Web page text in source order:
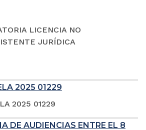
LICENCIA NO
JURÍDICA
2025 01229
2025 01229
DE AUDIENCIAS ENTRE EL 8